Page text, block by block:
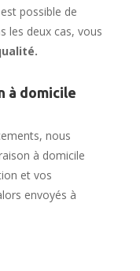
possible de
les deux cas, vous
à domicile
nous
à domicile
et vos
envoyés à